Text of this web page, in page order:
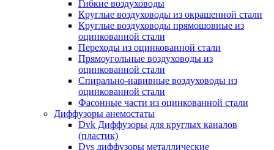
Гибкие воздуховоды
Круглые воздуховоды из окрашенной стали
Круглые воздуховоды прямошовные из
оцинкованной стали
Переходы из оцинкованной стали
Прямоугольные воздуховоды из
оцинкованной стали
Спирально-навивные воздуховоды из
оцинкованной стали
Фасонные части из оцинкованной стали
Диффузоры анемостаты
Dvk Диффузоры для круглых каналов
(пластик)
Dvs диффузоры металлические